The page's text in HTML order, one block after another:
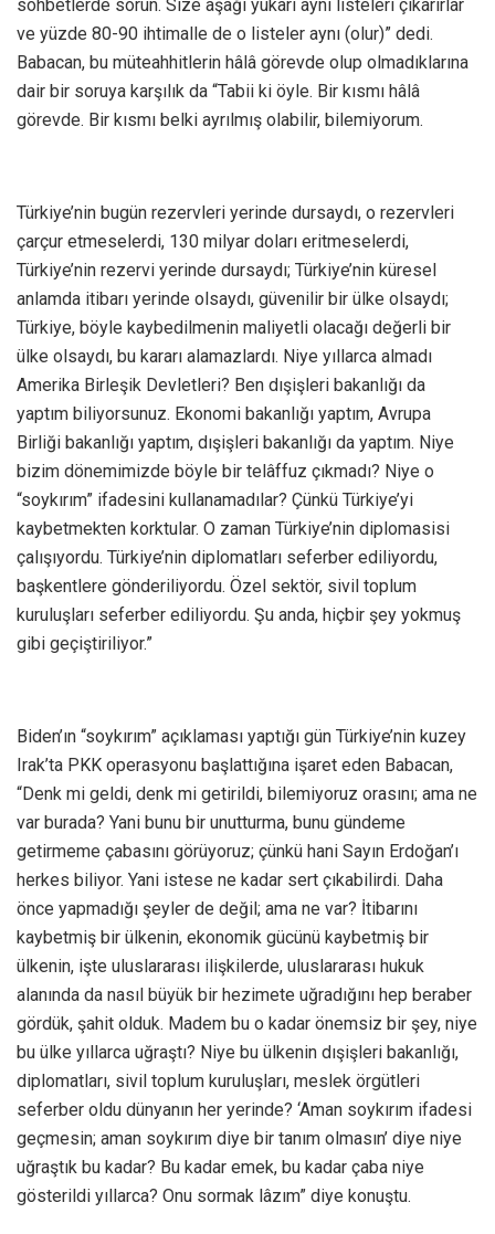
sohbetlerde sorun. Size aşağı yukarı aynı listeleri çıkarırlar
ve yüzde 80-90 ihtimalle de o listeler aynı (olur)” dedi.
Babacan, bu müteahhitlerin hâlâ görevde olup olmadıklarına
dair bir soruya karşılık da “Tabii ki öyle. Bir kısmı hâlâ
görevde. Bir kısmı belki ayrılmış olabilir, bilemiyorum.
Türkiye’nin bugün rezervleri yerinde dursaydı, o rezervleri
çarçur etmeselerdi, 130 milyar doları eritmeselerdi,
Türkiye’nin rezervi yerinde dursaydı; Türkiye’nin küresel
anlamda itibarı yerinde olsaydı, güvenilir bir ülke olsaydı;
Türkiye, böyle kaybedilmenin maliyetli olacağı değerli bir
ülke olsaydı, bu kararı alamazlardı. Niye yıllarca almadı
Amerika Birleşik Devletleri? Ben dışişleri bakanlığı da
yaptım biliyorsunuz. Ekonomi bakanlığı yaptım, Avrupa
Birliği bakanlığı yaptım, dışişleri bakanlığı da yaptım. Niye
bizim dönemimizde böyle bir telâffuz çıkmadı? Niye o
“soykırım” ifadesini kullanamadılar? Çünkü Türkiye’yi
kaybetmekten korktular. O zaman Türkiye’nin diplomasisi
çalışıyordu. Türkiye’nin diplomatları seferber ediliyordu,
başkentlere gönderiliyordu. Özel sektör, sivil toplum
kuruluşları seferber ediliyordu. Şu anda, hiçbir şey yokmuş
gibi geçiştiriliyor.”
Biden’ın “soykırım” açıklaması yaptığı gün Türkiye’nin kuzey
Irak’ta PKK operasyonu başlattığına işaret eden Babacan,
“Denk mi geldi, denk mi getirildi, bilemiyoruz orasını; ama ne
var burada? Yani bunu bir unutturma, bunu gündeme
getirmeme çabasını görüyoruz; çünkü hani Sayın Erdoğan’ı
herkes biliyor. Yani istese ne kadar sert çıkabilirdi. Daha
önce yapmadığı şeyler de değil; ama ne var? İtibarını
kaybetmiş bir ülkenin, ekonomik gücünü kaybetmiş bir
ülkenin, işte uluslararası ilişkilerde, uluslararası hukuk
alanında da nasıl büyük bir hezimete uğradığını hep beraber
gördük, şahit olduk. Madem bu o kadar önemsiz bir şey, niye
bu ülke yıllarca uğraştı? Niye bu ülkenin dışişleri bakanlığı,
diplomatları, sivil toplum kuruluşları, meslek örgütleri
seferber oldu dünyanın her yerinde? ‘Aman soykırım ifadesi
geçmesin; aman soykırım diye bir tanım olmasın’ diye niye
uğraştık bu kadar? Bu kadar emek, bu kadar çaba niye
gösterildi yıllarca? Onu sormak lâzım” diye konuştu.